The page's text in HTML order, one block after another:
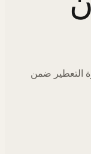
لأجهزة التعطير ضمن